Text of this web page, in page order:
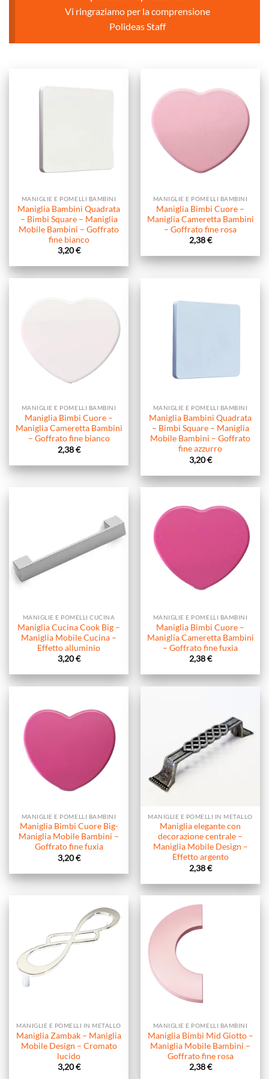
Vi ringraziamo per la comprensione
Polideas Staff
MANIGLIE E POMELLI BAMBINI
Maniglia Bambini Quadrata
– Bimbi Square – Maniglia
Mobile Bambini – Goffrato
fine bianco
3,20€
MANIGLIE E POMELLI BAMBINI
Maniglia Bimbi Cuore –
Maniglia Cameretta Bambini
– Goffrato fine rosa
2,38€
MANIGLIE E POMELLI BAMBINI
Maniglia Bimbi Cuore –
Maniglia Cameretta Bambini
– Goffrato fine bianco
2,38€
MANIGLIE E POMELLI BAMBINI
Maniglia Bambini Quadrata
– Bimbi Square – Maniglia
Mobile Bambini – Goffrato
fine azzurro
3,20€
MANIGLIE E POMELLI CUCINA
Maniglia Cucina Cook Big –
Maniglia Mobile Cucina –
Effetto alluminio
3,20€
MANIGLIE E POMELLI BAMBINI
Maniglia Bimbi Cuore –
Maniglia Cameretta Bambini
– Goffrato fine fuxia
2,38€
MANIGLIE E POMELLI BAMBINI
Maniglia Bimbi Cuore Big-
Maniglia Mobile Bambini –
Goffrato fine fuxia
3,20€
MANIGLIE E POMELLI IN METALLO
Maniglia elegante con
decorazione centrale –
Maniglia Mobile Design –
Effetto argento
2,38€
MANIGLIE E POMELLI IN METALLO
Maniglia Zambak – Maniglia
Mobile Design – Cromato
lucido
3,20€
MANIGLIE E POMELLI BAMBINI
Maniglia Bimbi Mid Giotto –
Maniglia Mobile Bambini –
Goffrato fine rosa
2,38€